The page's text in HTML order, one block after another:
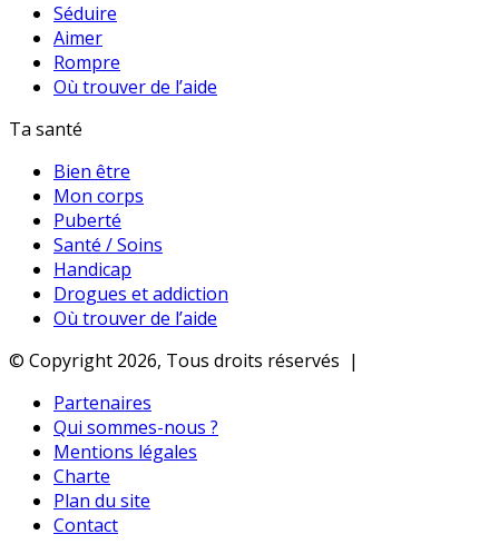
Séduire
Aimer
Rompre
Où trouver de l’aide
Ta santé
Bien être
Mon corps
Puberté
Santé / Soins
Handicap
Drogues et addiction
Où trouver de l’aide
© Copyright 2026, Tous droits réservés |
Partenaires
Qui sommes-nous ?
Mentions légales
Charte
Plan du site
Contact